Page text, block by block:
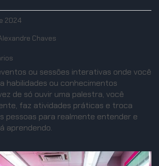
2024
Chaves
ou sessões interativas onde você
habilidades ou conhecimentos
de só ouvir uma palestra, você
faz atividades práticas e troca
pessoas para realmente entender e
aprendendo.